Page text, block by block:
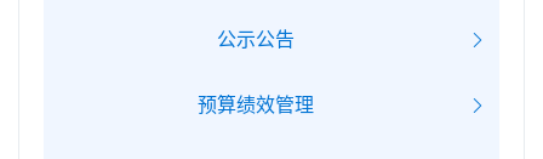
公示公告
预算绩效管理